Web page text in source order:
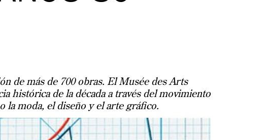
de más de 700 obras. El Musée des Arts
histórica de la década a través del movimiento
la moda, el diseño y el arte gráfico.